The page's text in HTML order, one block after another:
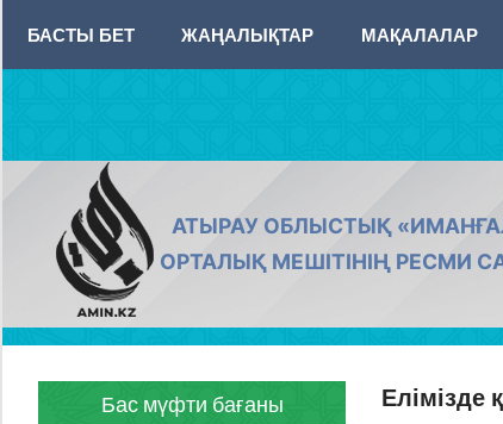
content
БАСТЫ БЕТ ЖАҢАЛЫҚТАР МАҚАЛАЛАР
AMIN.KZ
АТЫРАУ ОБЛЫСТЫҚ
ОРТАЛЫҚ МЕШІТІНІҢ РЕСМИ
Елімізде
Бас мүфти бағаны